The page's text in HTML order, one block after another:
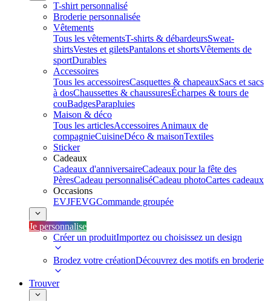
T-shirt personnalisé
Broderie personnalisée
Vêtements
Tous les vêtementsT-shirts & débardeursSweat-
shirtsVestes et giletsPantalons et shortsVêtements de
sportDurables
Accessoires
Tous les accessoiresCasquettes & chapeauxSacs et sacs
à dosChaussettes & chaussuresÉcharpes & tours de
couBadgesParapluies
Maison & déco
Tous les articlesAccessoires Animaux de
compagnieCuisineDéco & maisonTextiles
Sticker
Cadeaux
Cadeaux d'anniversaireCadeaux pour la fête des
PèresCadeau personnaliséCadeau photoCartes cadeaux
Occasions
EVJFEVGCommande groupée
Je personnalise
Créer un produitImportez ou choisissez un design
Brodez votre créationDécouvrez des motifs en broderie
Trouver